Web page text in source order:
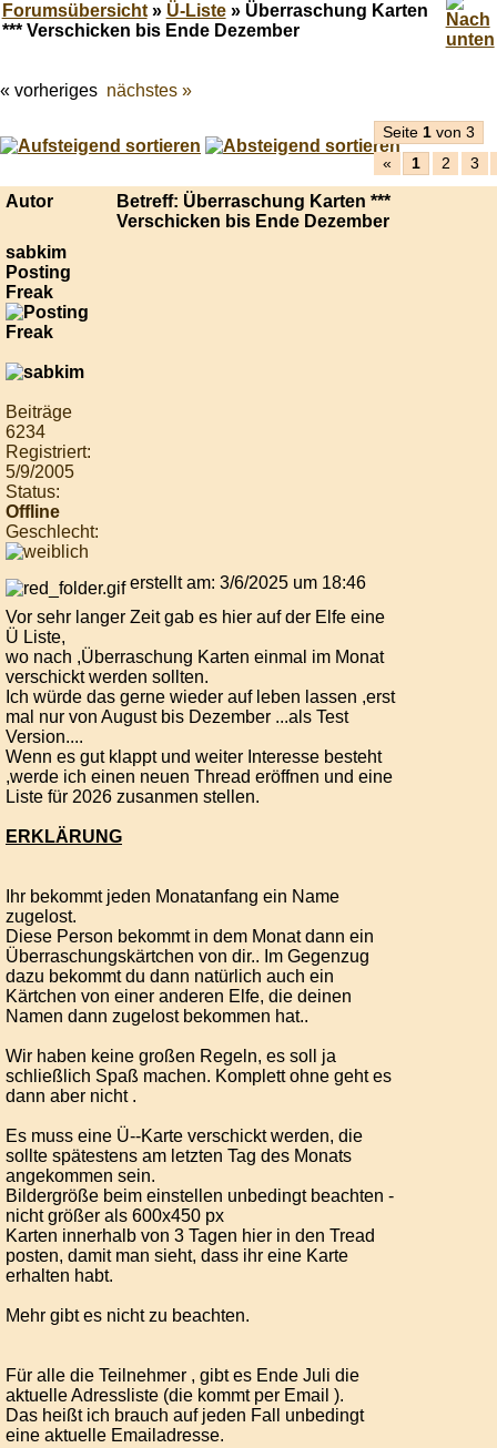
Forumsübersicht» Ü-Liste» Überraschung Karten
*** Verschicken bis Ende Dezember
Best
live
casino
« vorheriges nächstes »
Seite 1von 3
«
1 2 3
Autor
Betreff: Überraschung Karten ***
Verschicken bis Ende Dezember
sabkim
Posting
Freak
Beiträge
6234
Registriert:
5/9/2005
Status:
Offline
Geschlecht:
erstellt am: 3/6/2025 um 18:46
Vor sehr langer Zeit gab es hier auf der Elfe eine
Ü Liste,
wo nach ,Überraschung Karten einmal im Monat
verschickt werden sollten.
Ich würde das gerne wieder auf leben lassen ,erst
mal nur von August bis Dezember ...als Test
Version....
Wenn es gut klappt und weiter Interesse besteht
,werde ich einen neuen Thread eröffnen und eine
Liste für 2026 zusanmen stellen.
ERKLÄRUNG
Ihr bekommt jeden Monatanfang ein Name
zugelost.
Diese Person bekommt in dem Monat dann ein
Überraschungskärtchen von dir.. Im Gegenzug
dazu bekommt du dann natürlich auch ein
Kärtchen von einer anderen Elfe, die deinen
Namen dann zugelost bekommen hat..
Wir haben keine großen Regeln, es soll ja
schließlich Spaß machen. Komplett ohne geht es
dann aber nicht .
Es muss eine Ü--Karte verschickt werden, die
sollte spätestens am letzten Tag des Monats
angekommen sein.
Bildergröße beim einstellen unbedingt beachten -
nicht größer als 600x450 px
Karten innerhalb von 3 Tagen hier in den Tread
posten, damit man sieht, dass ihr eine Karte
erhalten habt.
Mehr gibt es nicht zu beachten.
Für alle die Teilnehmer , gibt es Ende Juli die
aktuelle Adressliste (die kommt per Email ).
Das heißt ich brauch auf jeden Fall unbedingt
eine aktuelle Emailadresse.